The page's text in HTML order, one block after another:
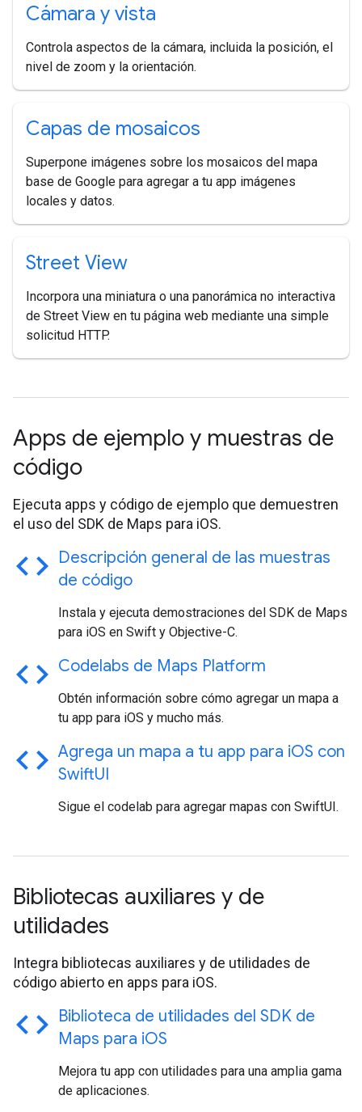
Cámara y vista
Controla aspectos de la cámara, incluida la posición, el
nivel de zoom y la orientación.
Capas de mosaicos
Superpone imágenes sobre los mosaicos del mapa
base de Google para agregar a tu app imágenes
locales y datos.
Street View
Incorpora una miniatura o una panorámica no interactiva
de Street View en tu página web mediante una simple
solicitud HTTP.
Apps de ejemplo y muestras de
código
Ejecuta apps y código de ejemplo que demuestren
el uso del SDK de Maps para iOS.
code Descripción general de las muestras
de código
Instala y ejecuta demostraciones del SDK de Maps
para iOS en Swift y Objective-C.
code Codelabs de Maps Platform
Obtén información sobre cómo agregar un mapa a
tu app para iOS y mucho más.
code Agrega un mapa a tu app para iOS con
SwiftUI
Sigue el codelab para agregar mapas con SwiftUI.
Bibliotecas auxiliares y de
utilidades
Integra bibliotecas auxiliares y de utilidades de
código abierto en apps para iOS.
code Biblioteca de utilidades del SDK de
Maps para iOS
Mejora tu app con utilidades para una amplia gama
de aplicaciones.